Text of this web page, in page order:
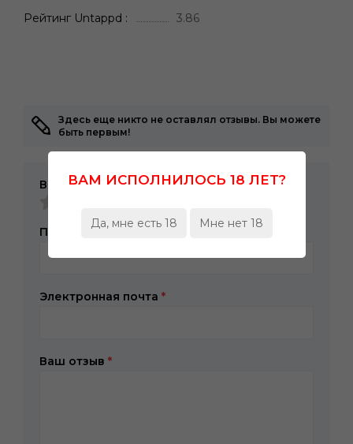
Рейтинг Untappd 3.86
Здесь еще никто не оставлял отзывы. Вы можете
быть первым!
Ваша оценка
Представьтесь, пожалуйста *
Электронная почта *
Ваш отзыв *
ВАМ ИСПОЛНИЛОСЬ 18 ЛЕТ?
Да, мне есть 18 Мне нет 18